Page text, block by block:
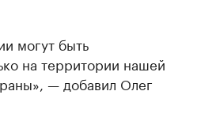
могут быть
на территории нашей
— добавил Олег